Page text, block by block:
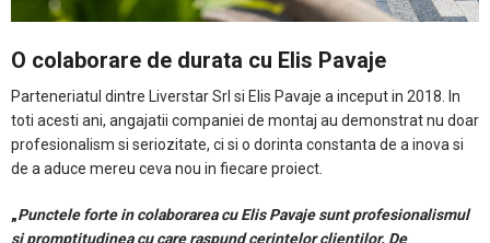
O colaborare de durata cu Elis Pavaje
Parteneriatul dintre Liverstar Srl si Elis Pavaje a inceput in 2018. In
toti acesti ani, angajatii companiei de montaj au demonstrat nu doar
profesionalism si seriozitate, ci si o dorinta constanta de a inova si
de a aduce mereu ceva nou in fiecare proiect.
„Punctele forte in colaborarea cu Elis Pavaje sunt profesionalismul
si promptitudinea cu care raspund cerintelor clientilor. De